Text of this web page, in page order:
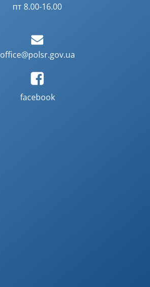
пт 8.00-16.00
office@polsr.gov.ua
facebook